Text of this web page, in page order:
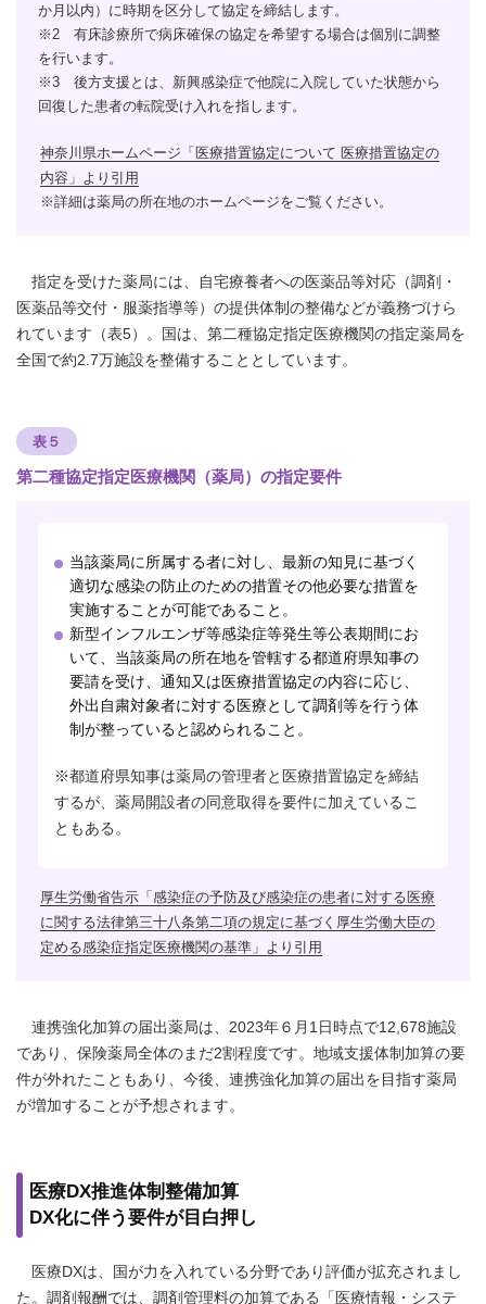
か月以内）に時期を区分して協定を締結します。
※2 有床診療所で病床確保の協定を希望する場合は個別に調整
を行います。
※3 後方支援とは、新興感染症で他院に入院していた状態から
回復した患者の転院受け入れを指します。
神奈川県ホームページ「医療措置協定について 医療措置協定の
内容」より引用
※詳細は薬局の所在地のホームページをご覧ください。
指定を受けた薬局には、自宅療養者への医薬品等対応（調剤・
医薬品等交付・服薬指導等）の提供体制の整備などが義務づけら
れています（表5）。国は、第二種協定指定医療機関の指定薬局を
全国で約2.7万施設を整備することとしています。
表５
第二種協定指定医療機関（薬局）の指定要件
当該薬局に所属する者に対し、最新の知見に基づく
適切な感染の防止のための措置その他必要な措置を
実施することが可能であること。
新型インフルエンザ等感染症等発生等公表期間にお
いて、当該薬局の所在地を管轄する都道府県知事の
要請を受け、通知又は医療措置協定の内容に応じ、
外出自粛対象者に対する医療として調剤等を行う体
制が整っていると認められること。
※都道府県知事は薬局の管理者と医療措置協定を締結
するが、薬局開設者の同意取得を要件に加えているこ
ともある。
厚生労働省告示「感染症の予防及び感染症の患者に対する医療
に関する法律第三十八条第二項の規定に基づく厚生労働大臣の
定める感染症指定医療機関の基準」より引用
連携強化加算の届出薬局は、2023年６月1日時点で12,678施設
であり、保険薬局全体のまだ2割程度です。地域支援体制加算の要
件が外れたこともあり、今後、連携強化加算の届出を目指す薬局
が増加することが予想されます。
医療DX推進体制整備加算
DX化に伴う要件が目白押し
医療DXは、国が力を入れている分野であり評価が拡充されまし
た。調剤報酬では、調剤管理料の加算である「医療情報・システ